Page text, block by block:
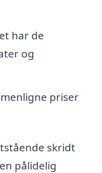
har de
og
priser
skridt
pålidelig